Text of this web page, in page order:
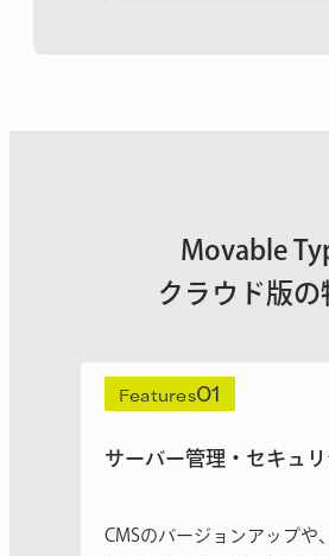
Movable
クラウド版の
Features01
サーバー管理・セキュ
CMSのバージョンアップや